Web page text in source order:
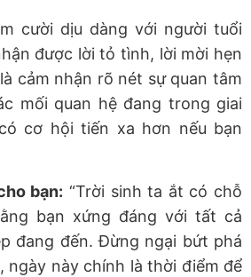
cười dịu dàng với người tuổi
được lời tỏ tình, lời mời hẹn
cảm nhận rõ nét sự quan tâm
mối quan hệ đang trong giai
cơ hội tiến xa hơn nếu bạn
bạn: “Trời sinh ta ắt có chỗ
bạn xứng đáng với tất cả
đang đến. Đừng ngại bứt phá
ngày nàychính là thời điểm để